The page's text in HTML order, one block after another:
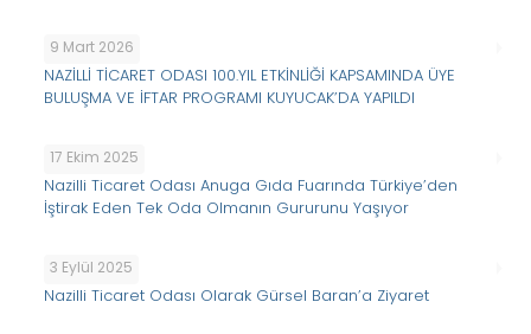
9 Mart 2026
NAZİLLİ TİCARET ODASI 100.YIL ETKİNLİĞİ KAPSAMINDA ÜYE
BULUŞMA VE İFTAR PROGRAMI KUYUCAK’DA YAPILDI
17 Ekim 2025
Nazilli Ticaret Odası Anuga Gıda Fuarında Türkiye’den
İştirak Eden Tek Oda Olmanın Gururunu Yaşıyor
3 Eylül 2025
Nazilli Ticaret Odası Olarak Gürsel Baran’a Ziyaret